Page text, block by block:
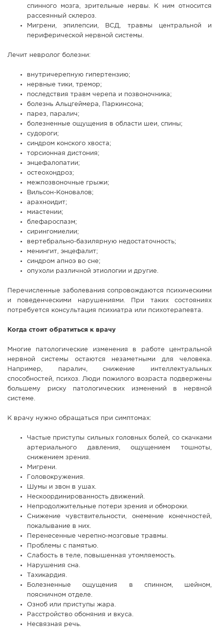
спинного мозга, зрительные нервы. К ним относится
рассеянный склероз.
Мигрени, эпилепсии, ВСД, травмы центральной и
периферической нервной системы.
Лечит невролог болезни:
внутричерепную гипертензию;
нервные тики, тремор;
последствия травм черепа и позвоночника;
болезнь Альцгеймера, Паркинсона;
парез, паралич;
болезненные ощущения в области шеи, спины;
судороги;
синдром конского хвоста;
торсионная дистония;
энцефалопатии;
остеохондроз;
межпозвоночные грыжи;
Вильсон-Коновалов;
арахноидит;
миастении;
блефароспазм;
сирингомиелии;
вертебрально-базилярную недостаточность;
менингит, энцефалит;
синдром апноэ во сне;
опухоли различной этиологии и другие.
Перечисленные заболевания сопровождаются психическими
и поведенческими нарушениями. При таких состояниях
потребуется консультация психиатра или психотерапевта.
Когда стоит обратиться к врачу
Многие патологические изменения в работе центральной
нервной системы остаются незаметными для человека.
Например, паралич, снижение интеллектуальных
способностей, психоз. Люди пожилого возраста подвержены
большему риску патологических изменений в нервной
системе.
К врачу нужно обращаться при симптомах:
Частые приступы сильных головных болей, со скачками
артериального давления, ощущением тошноты,
снижением зрения.
Мигрени.
Головокружения.
Шумы и звон в ушах.
Нескоординированность движений.
Непродолжительные потери зрения и обмороки.
Снижение чувствительности, онемение конечностей,
покалывание в них.
Перенесенные черепно-мозговые травмы.
Проблемы с памятью.
Слабость в теле, повышенная утомляемость.
Нарушения сна.
Тахикардия.
Болезненные ощущения в спинном, шейном,
поясничном отделе.
Озноб или приступы жара.
Расстройство обоняния и вкуса.
Несвязная речь.